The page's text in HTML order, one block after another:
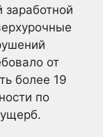
заработной
от
более 19
по